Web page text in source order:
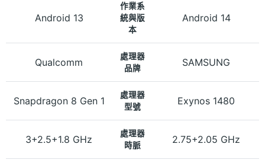
Android 13
作業系
統與版
本
Android 14
Qualcomm
處理器
品牌
SAMSUNG
Snapdragon 8 Gen 1
處理器
型號
Exynos 1480
3+2.5+1.8 GHz
處理器
時脈
2.75+2.05 GHz